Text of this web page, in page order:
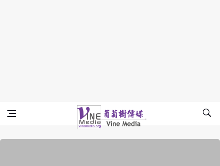
Vine Media
葡萄樹傳媒